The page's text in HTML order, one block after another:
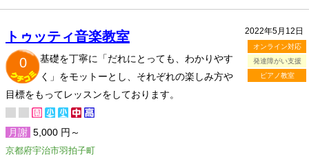
2022年5月12日
オンライン対応
発達障がい支援
ピアノ教室
トゥッティ音楽教室
0
基礎を丁寧に「だれにとっても、わかりやす
く」をモットーとし、それぞれの楽しみ方や
目標をもってレッスンをしております。
月謝 5,000 円～
京都府宇治市羽拍子町